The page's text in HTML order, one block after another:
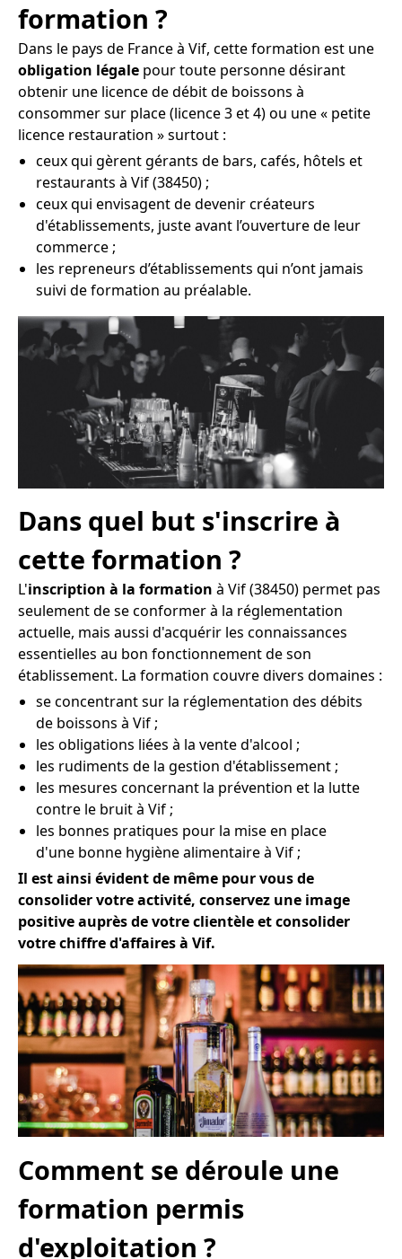
formation ?
Dans le pays de France à Vif, cette formation est une
obligation légale pour toute personne désirant
obtenir une licence de débit de boissons à
consommer sur place (licence 3 et 4) ou une « petite
licence restauration » surtout :
ceux qui gèrent gérants de bars, cafés, hôtels et
restaurants à Vif (38450) ;
ceux qui envisagent de devenir créateurs
d'établissements, juste avant l’ouverture de leur
commerce ;
les repreneurs d’établissements qui n’ont jamais
suivi de formation au préalable.
Dans quel but s'inscrire à
cette formation ?
L'inscription à la formation à Vif (38450) permet pas
seulement de se conformer à la réglementation
actuelle, mais aussi d'acquérir les connaissances
essentielles au bon fonctionnement de son
établissement. La formation couvre divers domaines :
se concentrant sur la réglementation des débits
de boissons à Vif ;
les obligations liées à la vente d'alcool ;
les rudiments de la gestion d'établissement ;
les mesures concernant la prévention et la lutte
contre le bruit à Vif ;
les bonnes pratiques pour la mise en place
d'une bonne hygiène alimentaire à Vif ;
Il est ainsi évident de même pour vous de
consolider votre activité, conservez une image
positive auprès de votre clientèle et consolider
votre chiffre d'affaires à Vif.
Comment se déroule une
formation permis
d'exploitation ?